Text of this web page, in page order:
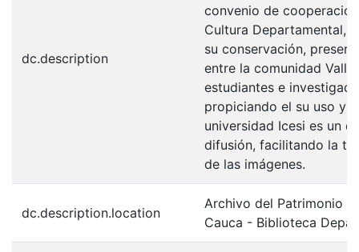
dc.description
convenio de
Cultura Departamental,
su conservación,
entre la comunidad
estudiantes e
propiciando el su uso y
universidad Icesi es un
difusión, facilitando la
de las imágenes.
dc.description.location
Archivo del Patrimonio
Cauca - Biblioteca